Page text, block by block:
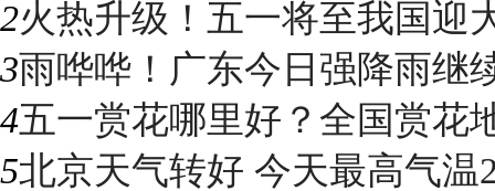
2火热升级！五一将至我国迎
3雨哗哗！广东今日强降雨继
4五一赏花哪里好？全国赏花
5北京天气转好 今天最高气